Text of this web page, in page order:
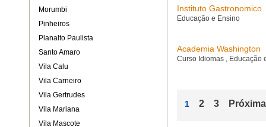
Morumbi
Pinheiros
Planalto Paulista
Santo Amaro
Vila Calu
Vila Carneiro
Vila Gertrudes
Vila Mariana
Vila Mascote
Instituto Gastronomico
Educação e Ensino
Academia Washington
Curso Idiomas , Educação
1 2 3 Próxima